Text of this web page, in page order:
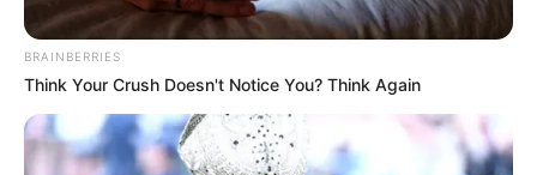
BRAINBERRIES
Think Your Crush Doesn't Notice You? Think Again